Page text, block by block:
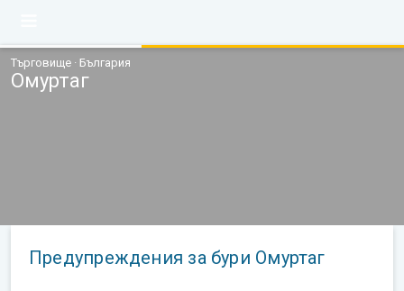
Търговище · България
Омуртаг
Предупреждения за бури Омуртаг